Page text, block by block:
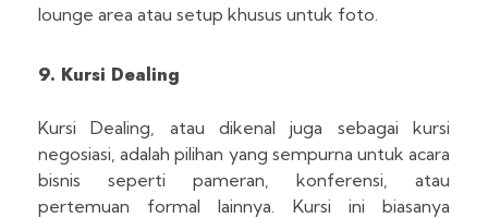
lounge area atau setup khusus untuk foto.
9. Kursi Dealing
Kursi Dealing, atau dikenal juga sebagai kursi
negosiasi, adalah pilihan yang sempurna untuk acara
bisnis seperti pameran, konferensi, atau
pertemuan formal lainnya. Kursi ini biasanya